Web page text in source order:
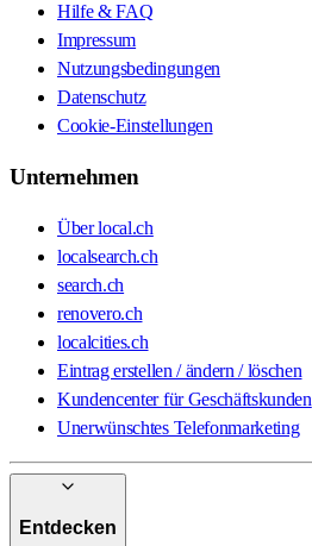
Hilfe & FAQ
Impressum
Nutzungsbedingungen
Datenschutz
Cookie-Einstellungen
Unternehmen
Über local.ch
localsearch.ch
search.ch
renovero.ch
localcities.ch
Eintrag erstellen / ändern / löschen
Kundencenter für Geschäftskunden
Unerwünschtes Telefonmarketing
Entdecken